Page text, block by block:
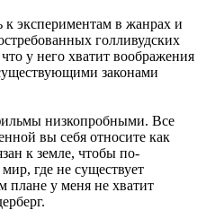
экспериментам в жанрах и
голливудских
у него хватит воображения
законами
низкопробными. Все
вы себя относите как
к земле, чтобы по-
где не существует
плане у меня не хватит